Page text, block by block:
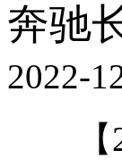
奔驰
2022-
【